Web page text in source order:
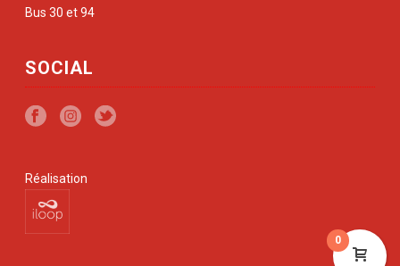
Bus 30 et 94
SOCIAL
Réalisation
0